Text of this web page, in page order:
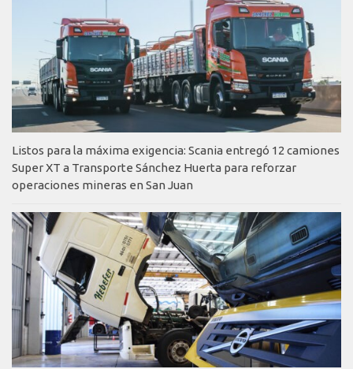
Listos para la máxima exigencia: Scania entregó 12 camiones
Super XT a Transporte Sánchez Huerta para reforzar
operaciones mineras en San Juan